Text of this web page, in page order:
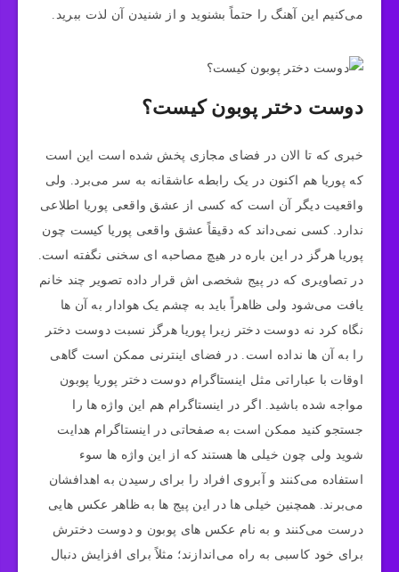
می‌کنیم این آهنگ را حتماً بشنوید و از شنیدن آن لذت ببرید.
دوست دختر پوبون کیست؟
خبری که تا الان در فضای مجازی پخش شده است این است
که پوریا هم اکنون در یک رابطه عاشقانه به سر می‌برد. ولی
واقعیت دیگر آن است که کسی از عشق واقعی پوریا اطلاعی
ندارد. کسی نمی‌داند که دقیقاً عشق واقعی پوریا کیست چون
پوریا هرگز در این باره در هیچ مصاحبه ای سخنی نگفته است.
در تصاویری که در پیج شخصی اش قرار داده تصویر چند خانم
یافت می‌شود ولی ظاهراً باید به چشم یک هوادار به آن ها
نگاه کرد نه دوست دختر زیرا پوریا هرگز نسبت دوست دختر
را به آن ها نداده است. در فضای اینترنی ممکن است گاهی
اوقات با عباراتی مثل اینستاگرام دوست دختر پوریا پوبون
مواجه شده باشید. اگر در اینستاگرام هم این واژه ها را
جستجو کنید ممکن است به صفحاتی در اینستاگرام هدایت
شوید ولی چون خیلی ها هستند که از این واژه ها سوء
استفاده می‌کنند و آبروی افراد را برای رسیدن به اهدافشان
می‌برند. همچنین خیلی ها در این پیج ها به ظاهر عکس هایی
درست می‌کنند و به نام عکس های پوبون و دوست دخترش
برای خود کاسبی به راه می‌اندازند؛ مثلاً برای افزایش دنبال